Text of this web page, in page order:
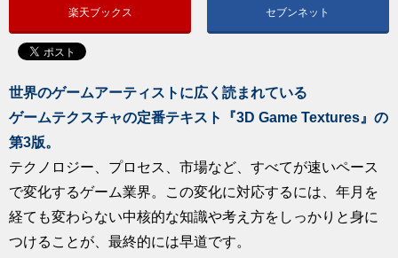
クリエイターズID
求人
楽天ブックス セブンネット
世界のゲームアーティストに広く読まれている
ゲームテクスチャの定番テキスト『3D Game Textures』の
第3版。
テクノロジー、プロセス、市場など、すべてが速いペース
で変化するゲーム業界。この変化に対応するには、年月を
経ても変わらない中核的な知識や考え方をしっかりと身に
つけることが、最終的には早道です。